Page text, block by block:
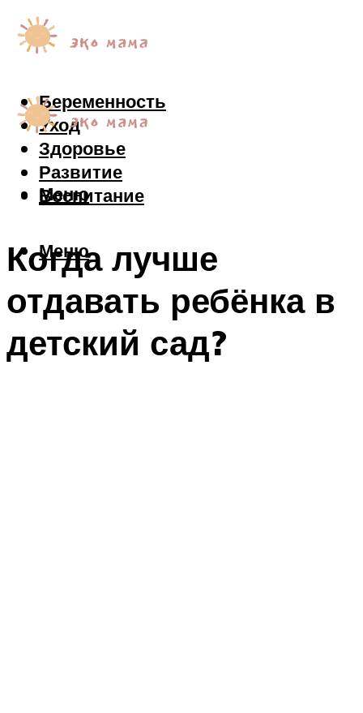
Беременность
Уход
Здоровье
Развитие
Воспитание
Меню
Меню
Когда лучше
отдавать ребёнка в
детский сад?